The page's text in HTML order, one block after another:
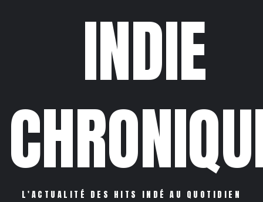
INDIE
L'ACTUALITÉ DES HITS INDÉ AU QUOTIDIEN